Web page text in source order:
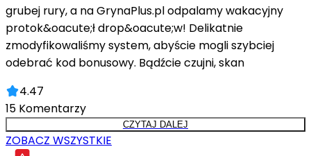
grubej rury, a na GrynaPlus.pl odpalamy wakacyjny
protok&oacute;ł drop&oacute;w! Delikatnie
zmodyfikowaliśmy system, abyście mogli szybciej
odebrać kod bonusowy. Bądźcie czujni, skan
4.47
15 Komentarzy
CZYTAJ DALEJ
ZOBACZ WSZYSTKIE